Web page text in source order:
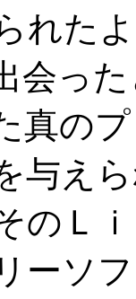
れた
会っ
真の
与え
のＬ
ーソ